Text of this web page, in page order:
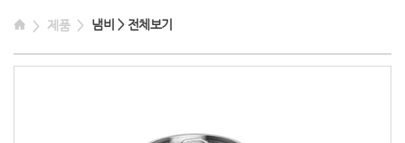
제품 냄비 > 전체보기